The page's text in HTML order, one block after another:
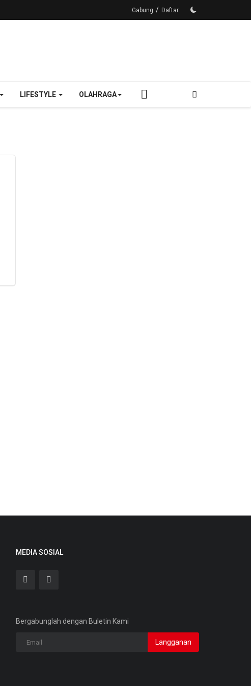
Gabung / Daftar
LIFESTYLE OLAHRAGA
MEDIA SOSIAL
Bergabunglah dengan Buletin Kami
Langganan